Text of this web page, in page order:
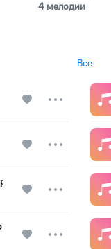
4 мелодии
Все